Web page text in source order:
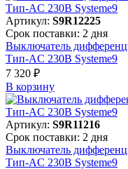
Артикул: S9R12225
Срок поставки: 2 дня
Выключатель
Тип-AC 230В Systeme9
7 320 ₽
В корзинy
Артикул: S9R11216
Срок поставки: 2 дня
Выключатель
Тип-AC 230В Systeme9